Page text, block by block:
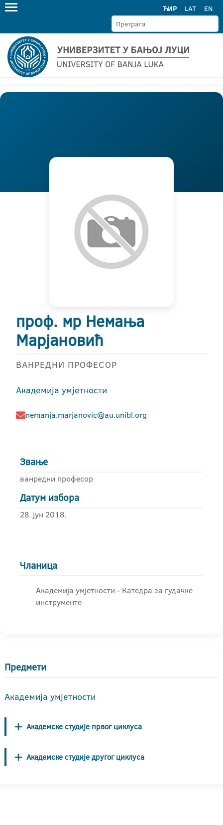
ЋИР LAT EN
проф. мр Немања
Марјановић
ВАНРЕДНИ ПРОФЕСОР
Академија умјетности
nemanja.marjanovic@au.unibl.org
Звање
ванредни професор
Датум избора
28. јун 2018.
Чланица
Академија умјетности - Катедра за гудачке
инструменте
Предмети
Академија умјетности
Академске студије првог циклуса
Академске студије другог циклуса